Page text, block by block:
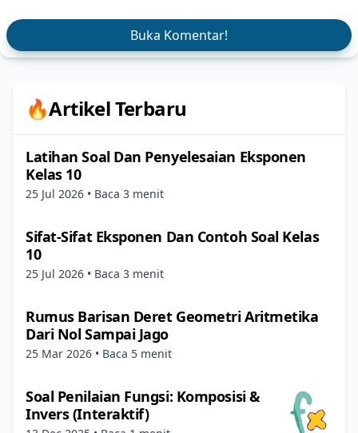
Buka Komentar!
🔥Artikel Terbaru
Latihan Soal Dan Penyelesaian Eksponen
Kelas 10
25 Jul 2026 • Baca 3 menit
Sifat-Sifat Eksponen Dan Contoh Soal Kelas
10
25 Jul 2026 • Baca 3 menit
Rumus Barisan Deret Geometri Aritmetika
Dari Nol Sampai Jago
25 Mar 2026 • Baca 5 menit
Soal Penilaian Fungsi: Komposisi &
Invers (Interaktif)